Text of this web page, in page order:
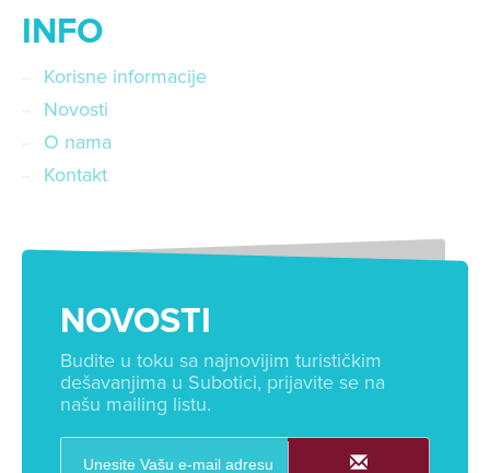
INFO
Korisne informacije
Novosti
O nama
Kontakt
NOVOSTI
Budite u toku sa najnovijim turističkim
dešavanjima u Subotici, prijavite se na
našu mailing listu.